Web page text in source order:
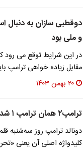
دوقطبی سازان به
و ملی بود
در این شرایط توقع می رود
مقابل زیاده خواهی ترامپ
۲۰ بهمن ۱۴۰۳
ترامپ۲ همان ترامپ ۱ شد؟
دونالد ترامپ روز سه‌شنبه
کلیدواژه اصلی آن یعنی